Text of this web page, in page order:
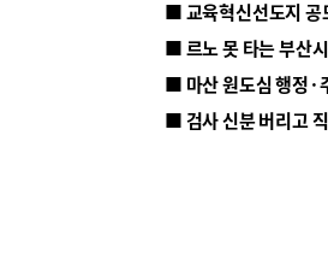
■ 르노 못 타는 부산
■ 마산 원도심 행정·